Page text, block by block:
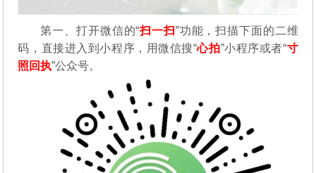
第一、打开微信的“扫一扫”功能，扫描下面的二维
码，直接进入到小程序，用微信搜“心拍”小程序或者“寸
照回执”公众号。